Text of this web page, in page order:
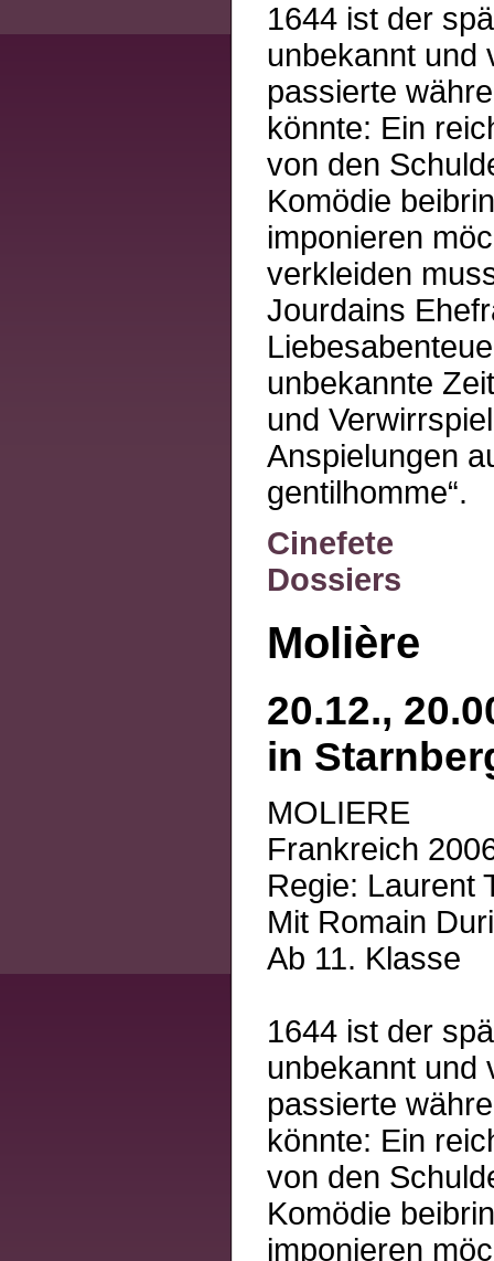
1644 ist der
unbekannt und
passierte
könnte: Ein
von den
Komödie
imponieren
verkleiden
Jourdains
unbekannte
und
Anspielungen
gentilhomme“.
Cinefete
Dossiers
Molière
20.12.,
in
MOLIERE
Frankreich
Regie: Laurent
Mit Romain
Ab 11. Klasse
1644 ist der
unbekannt und
passierte
könnte: Ein
von den
Komödie
imponieren